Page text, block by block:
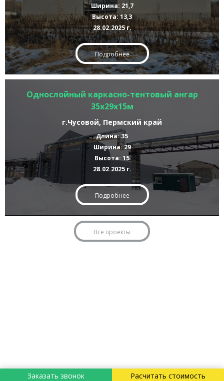
Ширина: 21,7
Высота: 13,3
28.02.2025 г.
Подробнее
Однослойный каркасно-тентовый ангар
35х29х15м
г.Чусовой, Пермский край
Длина: 35
Ширина: 29
Высота: 15
28.02.2025 г.
Подробнее
Все проекты
Заказать звонок Расчитать стоимость